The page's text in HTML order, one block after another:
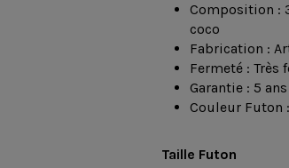
Composition :
coco
Fabrication :
Fermeté : Très
Garantie : 5 ans
Couleur Futon
Taille Futon